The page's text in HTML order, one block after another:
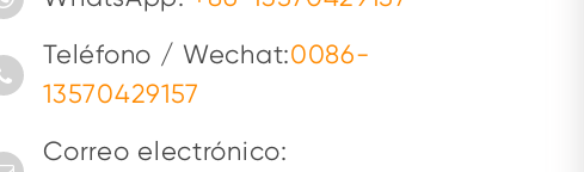
Teléfono / Wechat:0086-
13570429157
Correo electrónico: